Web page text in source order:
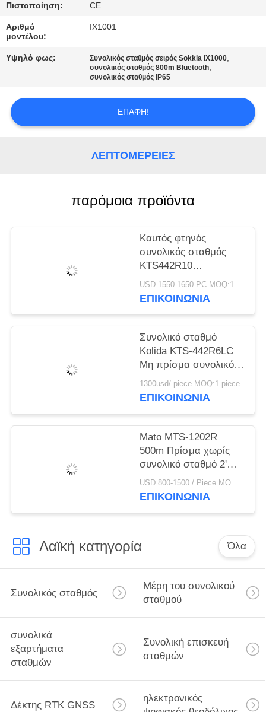
ΕΠΑΦΉ
ΜΕ
ΖΗΤΉΣΤΕ
ΑΠΌΣΠΑΣΜΑ
Πιστοποίηση: CE
Αριθμό
μοντέλου:
IX1001
Υψηλό φως: Συνολικός σταθμός σειράς Sokkia IX1000,
συνολικός σταθμός 800m Bluetooth,
συνολικός σταθμός IP65
ΕΠΑΦΉ!
ΛΕΠΤΟΜΈΡΕΙΕΣ
παρόμοια προϊόντα
Καυτός φτηνός
συνολικός σταθμός
KTS442R10
Reflectorless 1000m
εμπορικών σημάτων
επαγγελματικός
USD 1550-1650 PC MOQ:1 pc
ΕΠΙΚΟΙΝΩΝΊΑ
Συνολικό σταθμό
Kolida KTS-442R6LC
Μη πρίσμα συνολικό
σταθμό 600M
1300usd/ piece MOQ:1 piece
ΕΠΙΚΟΙΝΩΝΊΑ
Mato MTS-1202R
500m Πρίσμα χωρίς
συνολικό σταθμό 2'
ακρίβεια Δύο άξονες
LCD οργάνωση
USD 800-1500 / Piece MOQ:1 Τεμάχιο
ΕΠΙΚΟΙΝΩΝΊΑ
Λαϊκή κατηγορία Όλα
Συνολικός σταθμός
Μέρη του συνολικού
σταθμού
συνολικά
εξαρτήματα
σταθμών
Συνολική επισκευή
σταθμών
Δέκτης RTK GNSS
ηλεκτρονικός